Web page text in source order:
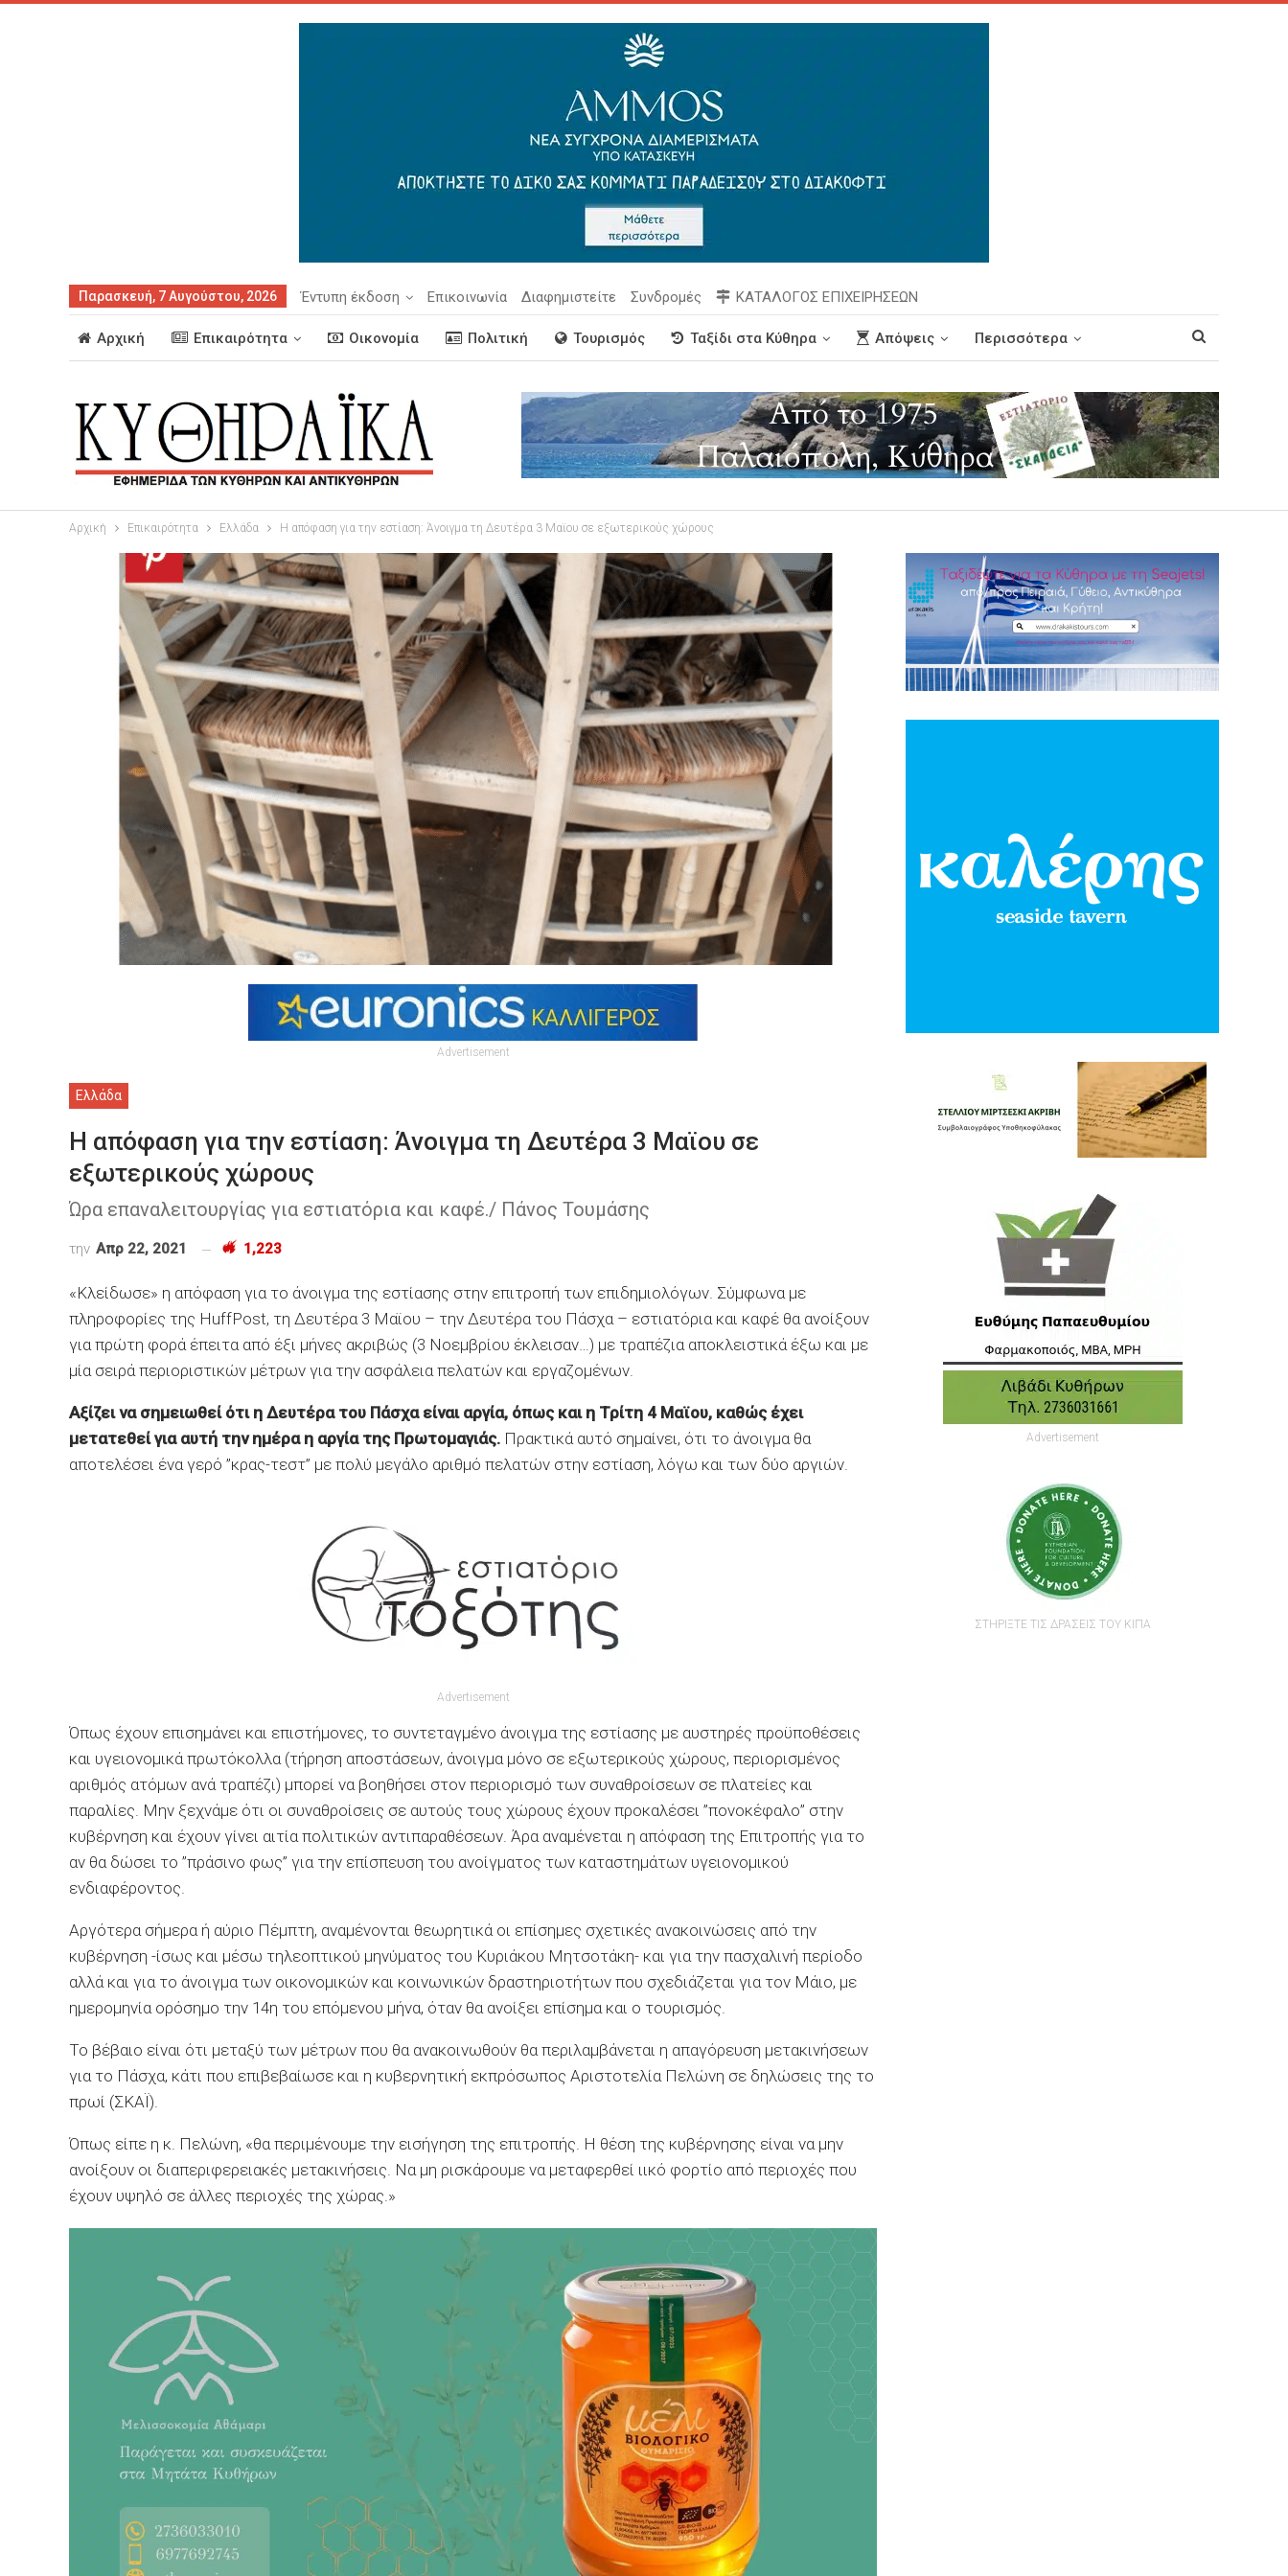
Παρασκευή, 7 Αυγούστου, 2026 Έντυπη έκδοση Επικοινωνία Διαφημιστείτε Συνδρομές ΚΑΤΑΛΟΓΟΣ ΕΠΙΧΕΙΡΗΣΕΩΝ
Αρχική Επικαιρότητα Οικονομία Πολιτική Τουρισμός Ταξίδι στα Κύθηρα Απόψεις Περισσότερα
Αρχική Επικαιρότητα Ελλάδα Η απόφαση για την εστίαση: Άνοιγμα τη Δευτέρα 3 Μαϊου σε εξωτερικούς χώρους
Advertisement
Ελλάδα
Η απόφαση για την εστίαση: Άνοιγμα τη Δευτέρα 3 Μαϊου σε
εξωτερικούς χώρους
Ώρα επαναλειτουργίας για εστιατόρια και καφέ./ Πάνος Τουμάσης
την Απρ 22, 2021 1,223
«Κλείδωσε» η απόφαση για το άνοιγμα της εστίασης στην επιτροπή των επιδημιολόγων. Σύμφωνα με
πληροφορίες της HuffPost, τη Δευτέρα 3 Μαϊου – την Δευτέρα του Πάσχα – εστιατόρια και καφέ θα ανοίξουν
για πρώτη φορά έπειτα από έξι μήνες ακριβώς (3 Νοεμβρίου έκλεισαν…) με τραπέζια αποκλειστικά έξω και με
μία σειρά περιοριστικών μέτρων για την ασφάλεια πελατών και εργαζομένων.
Αξίζει να σημειωθεί ότι η Δευτέρα του Πάσχα είναι αργία, όπως και η Τρίτη 4 Μαϊου, καθώς έχει
μετατεθεί για αυτή την ημέρα η αργία της Πρωτομαγιάς. Πρακτικά αυτό σημαίνει, ότι το άνοιγμα θα
αποτελέσει ένα γερό ”κρας-τεστ” με πολύ μεγάλο αριθμό πελατών στην εστίαση, λόγω και των δύο αργιών.
Advertisement
Όπως έχουν επισημάνει και επιστήμονες, το συντεταγμένο άνοιγμα της εστίασης με αυστηρές προϋποθέσεις
και υγειονομικά πρωτόκολλα (τήρηση αποστάσεων, άνοιγμα μόνο σε εξωτερικούς χώρους, περιορισμένος
αριθμός ατόμων ανά τραπέζι) μπορεί να βοηθήσει στον περιορισμό των συναθροίσεων σε πλατείες και
παραλίες. Μην ξεχνάμε ότι οι συναθροίσεις σε αυτούς τους χώρους έχουν προκαλέσει ”πονοκέφαλο” στην
κυβέρνηση και έχουν γίνει αιτία πολιτικών αντιπαραθέσεων. Άρα αναμένεται η απόφαση της Επιτροπής για το
αν θα δώσει το ”πράσινο φως” για την επίσπευση του ανοίγματος των καταστημάτων υγειονομικού
ενδιαφέροντος.
Αργότερα σήμερα ή αύριο Πέμπτη, αναμένονται θεωρητικά οι επίσημες σχετικές ανακοινώσεις από την
κυβέρνηση -ίσως και μέσω τηλεοπτικού μηνύματος του Κυριάκου Μητσοτάκη- και για την πασχαλινή περίοδο
αλλά και για το άνοιγμα των οικονομικών και κοινωνικών δραστηριοτήτων που σχεδιάζεται για τον Μάιο, με
ημερομηνία ορόσημο την 14η του επόμενου μήνα, όταν θα ανοίξει επίσημα και ο τουρισμός.
Το βέβαιο είναι ότι μεταξύ των μέτρων που θα ανακοινωθούν θα περιλαμβάνεται η απαγόρευση μετακινήσεων
για το Πάσχα, κάτι που επιβεβαίωσε και η κυβερνητική εκπρόσωπος Αριστοτελία Πελώνη σε δηλώσεις της το
πρωί (ΣΚΑΪ).
Όπως είπε η κ. Πελώνη, «θα περιμένουμε την εισήγηση της επιτροπής. Η θέση της κυβέρνησης είναι να μην
ανοίξουν οι διαπεριφερειακές μετακινήσεις. Να μη ρισκάρουμε να μεταφερθεί ιικό φορτίο από περιοχές που
έχουν υψηλό σε άλλες περιοχές της χώρας.»
Advertisement
ΣΤΗΡΙΞΤΕ ΤΙΣ ΔΡΑΣΕΙΣ ΤΟΥ ΚΙΠΑ